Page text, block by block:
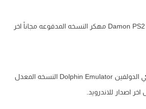
تحميل تطبيق Damon PS2 Pro مهكر النسخه المدفوعه مجاناً اخر
تحميل تطبيق محاكي الدولفين Dolphin Emulator النسخه المعدل
اصدار للاندرويد.